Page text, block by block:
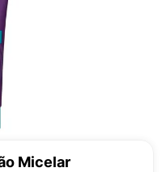
Micelar